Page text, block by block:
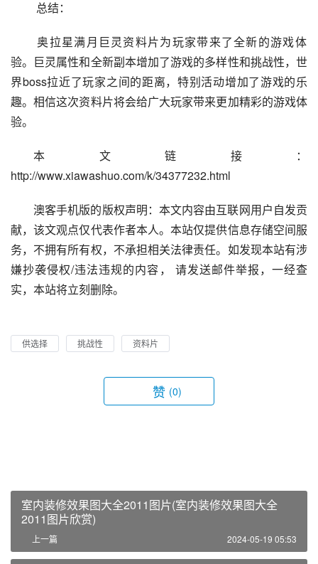
总结：
验。巨灵属性和全新副本增加了游戏的多样性和挑战性，世
界boss拉近了玩家之间的距离，特别活动增加了游戏的乐
趣。相信这次资料片将会给广大玩家带来更加精彩的游戏体
验。
本文链接：
http://www.xiawashuo.com/k/34377232.html
澳客手机版的版权声明：本文内容由互联网用户自发贡
献，该文观点仅代表作者本人。本站仅提供信息存储空间服
务，不拥有所有权，不承担相关法律责任。如发现本站有涉
嫌抄袭侵权/违法违规的内容， 请发送邮件举报，一经查
实，本站将立刻删除。
供选择 挑战性 资料片
赞 (0)
室内装修效果图大全2011图片(室内装修效果图大全
2011图片欣赏)
上一篇 2024-05-19 05:53